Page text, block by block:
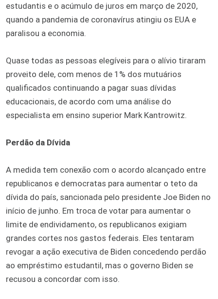
estudantis e o acúmulo de juros em março de 2020,
quando a pandemia de coronavírus atingiu os EUA e
paralisou a economia.
Quase todas as pessoas elegíveis para o alívio tiraram
proveito dele, com menos de 1% dos mutuários
qualificados continuando a pagar suas dívidas
educacionais, de acordo com uma análise do
especialista em ensino superior Mark Kantrowitz.
Perdão da Dívida
A medida tem conexão com o acordo alcançado entre
republicanos e democratas para aumentar o teto da
dívida do país, sancionada pelo presidente Joe Biden no
início de junho. Em troca de votar para aumentar o
limite de endividamento, os republicanos exigiam
grandes cortes nos gastos federais. Eles tentaram
revogar a ação executiva de Biden concedendo perdão
ao empréstimo estudantil, mas o governo Biden se
recusou a concordar com isso.